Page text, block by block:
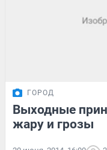
ГОРОД
Выходные
жару и грозы